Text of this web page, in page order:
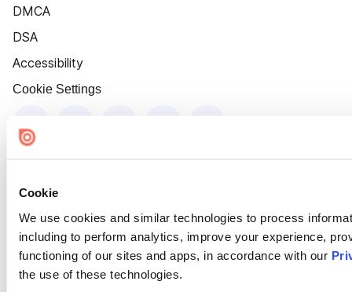
Cookie
We use cookies and similar technologies to process
including to perform analytics, improve your experience,
functioning of our sites and apps, in accordance with our
the use of these technologies.
DMCA
DSA
Accessibility
Cookie Settings